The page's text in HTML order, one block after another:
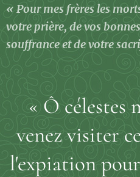
« Pour mes frères les
votre prière, de vos
souffrance et de votre
« Ô célestes
venez visiter
l'expiation